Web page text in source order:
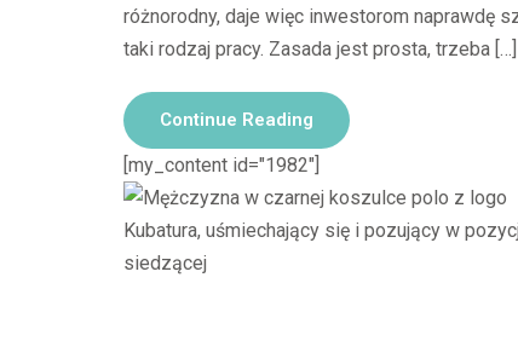
różnorodny, daje więc inwestorom naprawdę
taki rodzaj pracy. Zasada jest prosta, trzeba […]
Continue Reading
[my_content id="1982"]